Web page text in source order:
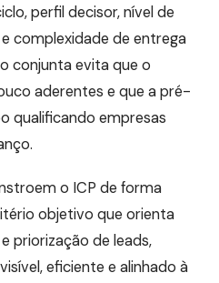
perfil decisor, nível de
complexidade de entrega
conjunta evita que o
aderentes e que a pré-
qualificando empresas
o ICP de forma
objetivo que orienta
priorização de leads,
eficiente e alinhado à